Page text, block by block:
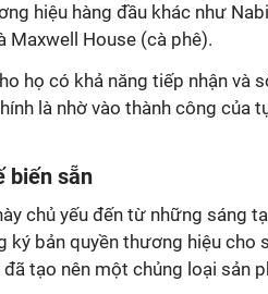
hiệu hàng đầu khác như
Maxwell House (cà phê).
họ có khả năng tiếp nhận và
là nhờ vào thành công của
biến sẵn
chủ yếu đến từ những sáng
ký bản quyền thương hiệu cho
tạo nên một chủng loại sản